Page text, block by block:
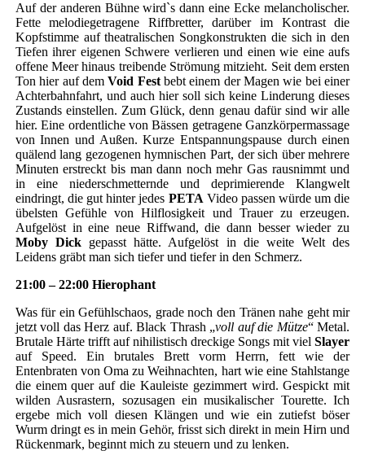
Auf der anderen Bühne wird`s dann eine Ecke melancholischer.
Fette melodiegetragene Riffbretter, darüber im Kontrast die
Kopfstimme auf theatralischen Songkonstrukten die sich in den
Tiefen ihrer eigenen Schwere verlieren und einen wie eine aufs
offene Meer hinaus treibende Strömung mitzieht. Seit dem ersten
Ton hier auf demVoid Festbebt einem der Magen wie bei einer
Achterbahnfahrt, und auch hier soll sich keine Linderung dieses
Zustands einstellen. Zum Glück, denn genau dafür sind wir alle
hier. Eine ordentliche von Bässen getragene Ganzkörpermassage
von Innen und Außen. Kurze Entspannungspause durch einen
quälend lang gezogenen hymnischen Part, der sich über mehrere
Minuten erstreckt bis man dann noch mehr Gas rausnimmt und
in eine niederschmetternde und deprimierende Klangwelt
eindringt, die gut hinter jedes PETA Video passen würde um die
übelsten Gefühle von Hilflosigkeit und Trauer zu erzeugen.
Aufgelöst in eine neue Riffwand, die dann besser wieder zu
Moby Dickgepasst hätte. Aufgelöst in die weite Welt des
Leidens gräbt man sich tiefer und tiefer in den Schmerz.
21:00 – 22:00 Hierophant
Was für ein Gefühlschaos, grade noch den Tränen nahe geht mir
jetzt voll das Herz auf. Black Thrash „voll auf die Mütze“ Metal.
Brutale Härte trifft auf nihilistisch dreckige Songs mit vielSlayer
auf Speed. Ein brutales Brett vorm Herrn, fett wie der
Entenbraten von Oma zu Weihnachten, hart wie eine Stahlstange
die einem quer auf die Kauleiste gezimmert wird. Gespickt mit
wilden Ausrastern, sozusagen ein musikalischer Tourette. Ich
ergebe mich voll diesen Klängen und wie ein zutiefst böser
Wurm dringt es in mein Gehör, frisst sich direkt in mein Hirn und
Rückenmark, beginnt mich zu steuern und zu lenken.